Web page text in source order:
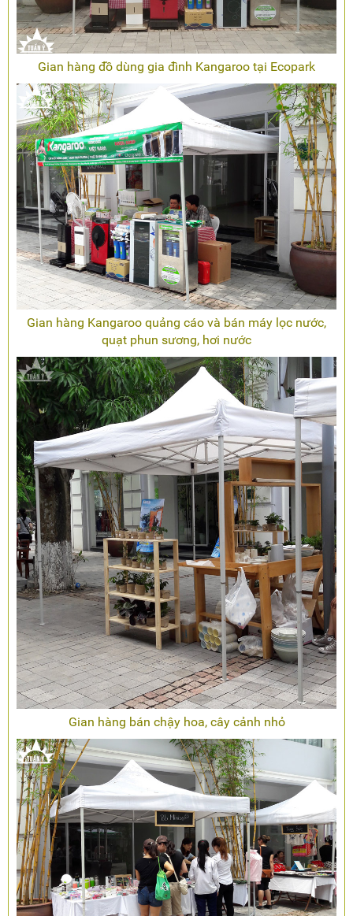
Gian hàng đồ dùng gia đình Kangaroo tại Ecopark
Gian hàng Kangaroo quảng cáo và bán máy lọc nước,
quạt phun sương, hơi nước
Gian hàng bán chậy hoa, cây cảnh nhỏ